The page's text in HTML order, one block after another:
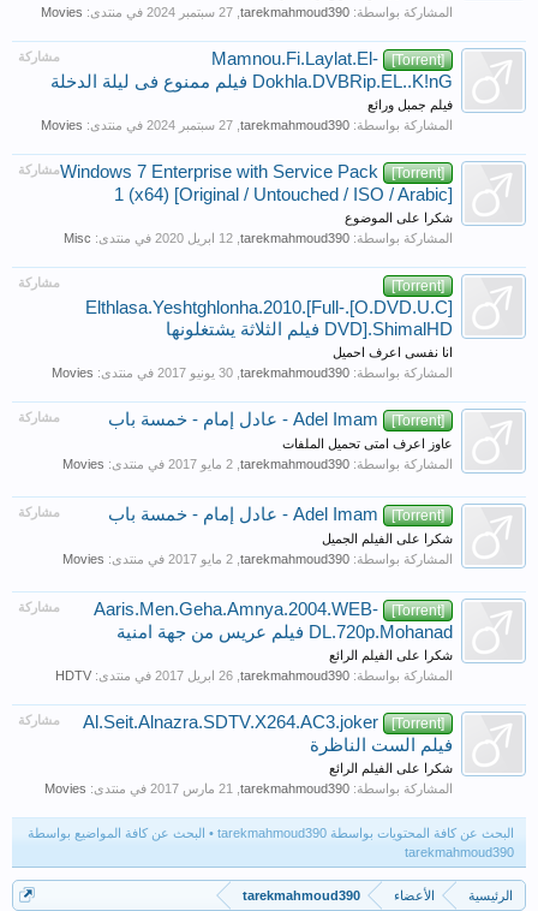
المشاركة بواسطة: tarekmahmoud390 في منتدى: Movies
مشاركة [Torrent]
Mamnou.Fi.Laylat.El-
Dokhla.DVBRip.EL..K!nG فيلم ممنوع فى ليلة الدخلة
فيلم جمبل ورائع
المشاركة بواسطة: tarekmahmoud390 في منتدى: Movies
مشاركة [Torrent]
Windows 7 Enterprise with Service Pack
1 (x64) [Original / Untouched / ISO / Arabic]
شكرا على الموضوع
المشاركة بواسطة: tarekmahmoud390 في منتدى: Misc
مشاركة [Torrent]
[O.DVD.U.C].Elthlasa.Yeshtghlonha.2010.[Full-
DVD].ShimalHD فيلم الثلاثة يشتغلونها
انا نفسى اعرف احميل
المشاركة بواسطة: tarekmahmoud390 في منتدى: Movies
مشاركة [Torrent]
عاوز اعرف امتى تحميل الملفات
المشاركة بواسطة: tarekmahmoud390 في منتدى: Movies
مشاركة [Torrent]
شكرا على الفيلم الجميل
المشاركة بواسطة: tarekmahmoud390 في منتدى: Movies
مشاركة [Torrent]
Aaris.Men.Geha.Amnya.2004.WEB-
DL.720p.Mohanad فيلم عريس من جهة امنية
شكرا على الفيلم الرائع
المشاركة بواسطة: tarekmahmoud390 في منتدى: HDTV
مشاركة [Torrent]
Al.Seit.Alnazra.SDTV.X264.AC3.joker
فيلم الست الناظرة
شكرا على الفيلم الرائع
المشاركة بواسطة: tarekmahmoud390 في منتدى: Movies
البحث عن كافة المحتويات بواسطة tarekmahmoud390
البحث عن كافة المواضيع بواسطة
tarekmahmoud390
الرئيسية الأعضاء tarekmahmoud390